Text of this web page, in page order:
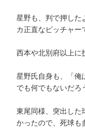
星野も、判で押した
カ正直なピッチャー
西本や北別府以上に
星野氏自身も、「俺
でも何でもないだろ
東尾同様、突出した
かったので、死球も